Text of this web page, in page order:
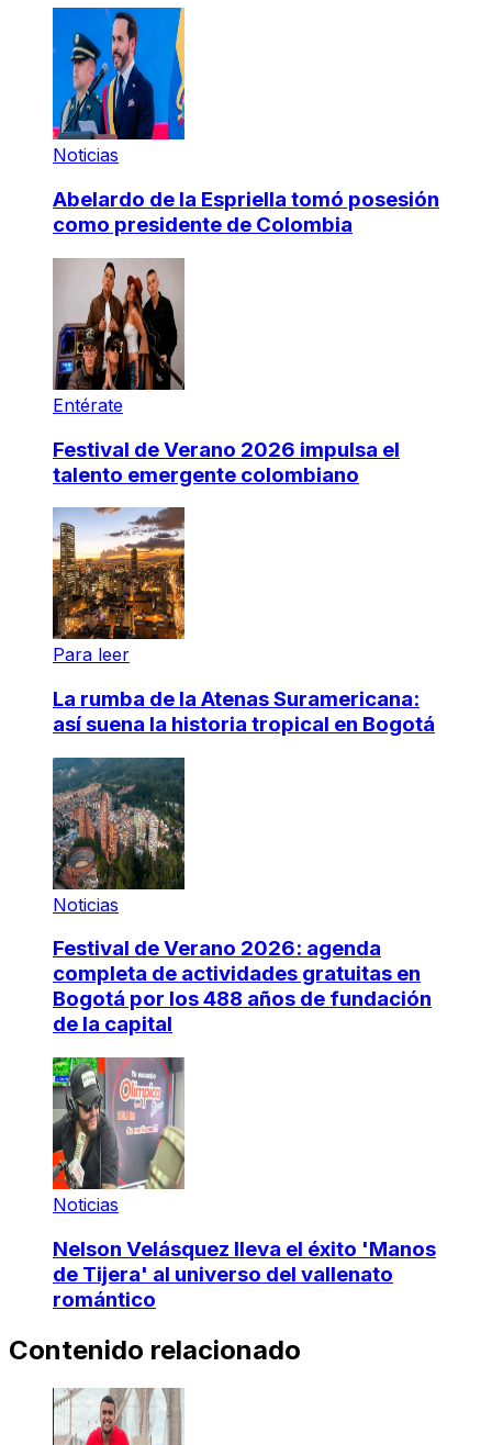
Noticias
Abelardo de la Espriella tomó posesión
como presidente de Colombia
Entérate
Festival de Verano 2026 impulsa el
talento emergente colombiano
Para leer
La rumba de la Atenas Suramericana:
así suena la historia tropical en Bogotá
Noticias
Festival de Verano 2026: agenda
completa de actividades gratuitas en
Bogotá por los 488 años de fundación
de la capital
Noticias
Nelson Velásquez lleva el éxito 'Manos
de Tijera' al universo del vallenato
romántico
Contenido relacionado